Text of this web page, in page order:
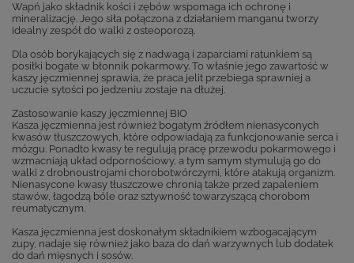
Wapń jako składnik kości i zębów wspomaga ich ochronę i
mineralizację. Jego siła połączona z działaniem manganu tworzy
idealny zespół do walki z osteoporozą.
Dla osób borykających się z nadwagą i zaparciami ratunkiem są
posiłki bogate w błonnik pokarmowy. To właśnie jego zawartość w
kaszy jęczmiennej sprawia, że praca jelit przebiega sprawniej a
uczucie sytości po jedzeniu zostaje na dłużej.
Zastosowanie kaszy jęczmiennej BIO
Kasza jęczmienna jest również bogatym źródłem nienasyconych
kwasów tłuszczowych, które odpowiadają za funkcjonowanie serca i
mózgu. Ponadto kwasy te regulują pracę przewodu pokarmowego i
wzmacniają układ odpornościowy, a tym samym stymulują go do
walki z drobnoustrojami chorobotwórczymi, które atakują organizm.
Nienasycone kwasy tłuszczowe chronią także przed zapaleniem
stawów, łagodzą bóle oraz sztywność towarzyszącą chorobom
reumatycznym.
Kasza jęczmienna jest doskonałym składnikiem wzbogacającym
zupy, nadaje się również jako baza do dań warzywnych lub dodatek
do dań mięsnych i sosów.